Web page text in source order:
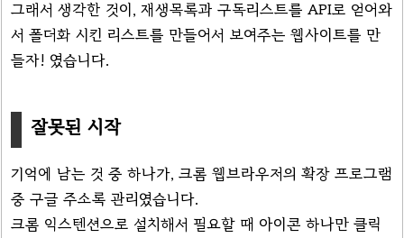
그래서 생각한 것이, 재생목록과 구독리스트를 API로 얻어와
서 폴더화 시킨 리스트를 만들어서 보여주는 웹사이트를 만
들자! 였습니다.
잘못된 시작
기억에 남는 것 중 하나가, 크롬 웹브라우저의 확장 프로그램
중 구글 주소록 관리였습니다.
크롬 익스텐션으로 설치해서 필요할 때 아이콘 하나만 클릭